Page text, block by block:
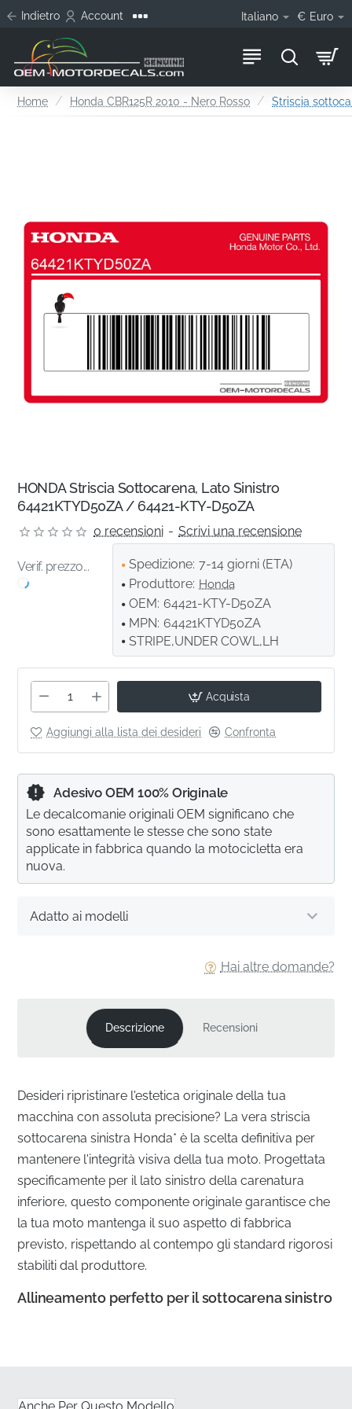
Indietro Account Italiano € Euro
HomehomeHonda CBR125R 2010 - Nero Rosso Striscia
HONDA Striscia Sottocarena, Lato Sinistro
64421KTYD50ZA / 64421-KTY-D50ZA
0 recensioni - Scrivi una recensione
Verif. prezzo... Spedizione: 7-14 giorni (ETA)
Produttore: Honda
OEM: 64421-KTY-D50ZA
MPN: 64421KTYD50ZA
STRIPE,UNDER COWL,LH
Acquista
Aggiungi alla lista dei desideri Confronta
Hai altre domande?
Adatto ai modelli
Adesivo OEM 100% Originale
Le decalcomanie originali OEM significano che
sono esattamente le stesse che sono state
applicate in fabbrica quando la motocicletta era
nuova.
Descrizione Recensioni
Desideri ripristinare l'estetica originale della tua
macchina con assoluta precisione? La vera striscia
sottocarena sinistra Honda* è la scelta definitiva per
mantenere l'integrità visiva della tua moto. Progettata
specificamente per il lato sinistro della carenatura
inferiore, questo componente originale garantisce che
la tua moto mantenga il suo aspetto di fabbrica
previsto, rispettando al contempo gli standard rigorosi
stabiliti dal produttore.
Allineamento perfetto per il sottocarena sinistro
all'applicazione.